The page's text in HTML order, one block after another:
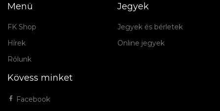
Menü
FK Shop
Hírek
Rólunk
Jegyek
Jegyek és bérletek
Online jegyek
Kövess minket
Facebook